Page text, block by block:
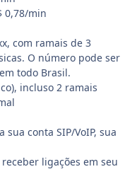
0,78/min
com ramais de 3
O número pode ser
todo Brasil.
incluso 2 ramais
conta SIP/VoIP, sua
ligações em seu